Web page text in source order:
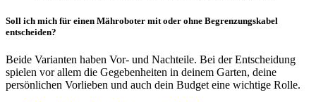
Soll ich mich für einen Mähroboter mit oder ohne Begrenzungskabel
entscheiden?
Beide Varianten haben Vor- und Nachteile. Bei der Entscheidung
spielen vor allem die Gegebenheiten in deinem Garten, deine
persönlichen Vorlieben und auch dein Budget eine wichtige Rolle.